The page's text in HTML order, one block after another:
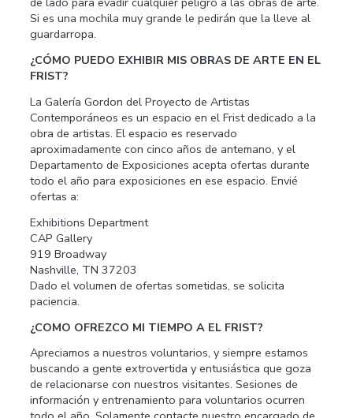
Si es una mochila muy grande le pedirán que la lleve al
guardarropa.
¿CÓMO PUEDO EXHIBIR MIS OBRAS DE ARTE EN EL
FRIST?
La Galería Gordon del Proyecto de Artistas
Contemporáneos es un espacio en el Frist dedicado a la
obra de artistas. El espacio es reservado
aproximadamente con cinco años de antemano, y el
Departamento de Exposiciones acepta ofertas durante
todo el año para exposiciones en ese espacio. Envié
ofertas a:
Exhibitions Department
CAP Gallery
919 Broadway
Nashville, TN 37203
Dado el volumen de ofertas sometidas, se solicita
paciencia.
¿COMO OFREZCO MI TIEMPO A EL FRIST?
Apreciamos a nuestros voluntarios, y siempre estamos
buscando a gente extrovertida y entusiástica que goza
de relacionarse con nuestros visitantes. Sesiones de
información y entrenamiento para voluntarios ocurren